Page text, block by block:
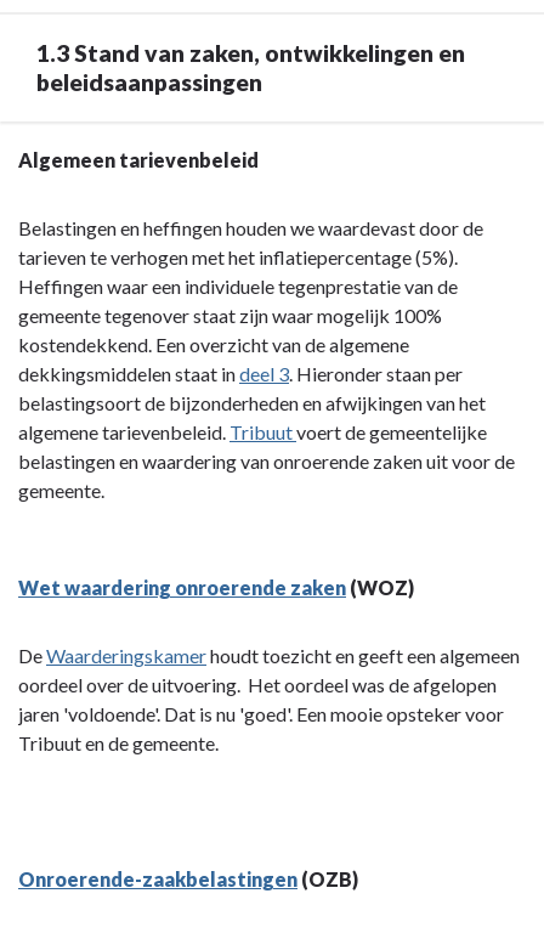
1.3 Stand van zaken, ontwikkelingen en
beleidsaanpassingen
Terug
Lokale
Stand
zaken,
beleidsaanpassingen
Algemeen tarievenbeleid
Belastingen en heffingen houden we waardevast door de
tarieven te verhogen met het inflatiepercentage (5%).
Heffingen waar een individuele tegenprestatie van de
gemeente tegenover staat zijn waar mogelijk 100%
kostendekkend. Een overzicht van de algemene
dekkingsmiddelen staat indeel 3 . Hieronder staan per
belastingsoort de bijzonderheden en afwijkingen van het
algemene tarievenbeleid. Tribuutvoert de gemeentelijke
belastingen en waardering van onroerende zaken uit voor de
gemeente.
Wet waardering onroerende zaken (WOZ)
DeWaarderingskamerhoudt toezicht en geeft een algemeen
oordeel over de uitvoering. Het oordeel was de afgelopen
jaren 'voldoende'. Dat is nu 'goed'. Een mooie opsteker voor
Tribuut en de gemeente.
Onroerende-zaakbelastingen (OZB)